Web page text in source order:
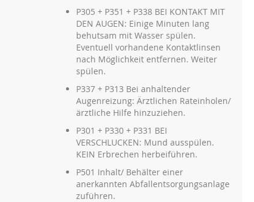
P305 + P351 + P338 BEI KONTAKT MIT
DEN AUGEN: Einige Minuten lang
behutsam mit Wasser spülen.
Eventuell vorhandene Kontaktlinsen
nach Möglichkeit entfernen. Weiter
spülen.
P337 + P313 Bei anhaltender
Augenreizung: Ärztlichen Rateinholen/
ärztliche Hilfe hinzuziehen.
P301 + P330 + P331 BEI
VERSCHLUCKEN: Mund ausspülen.
KEIN Erbrechen herbeiführen.
P501 Inhalt/ Behälter einer
anerkannten Abfallentsorgungsanlage
zuführen.